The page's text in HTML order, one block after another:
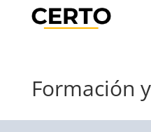
Formación